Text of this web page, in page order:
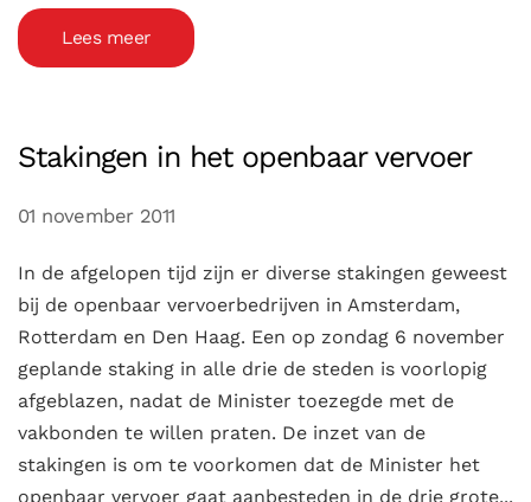
Lees meer
Stakingen in het openbaar vervoer
01 november 2011
In de afgelopen tijd zijn er diverse stakingen geweest
bij de openbaar vervoerbedrijven in Amsterdam,
Rotterdam en Den Haag. Een op zondag 6 november
geplande staking in alle drie de steden is voorlopig
afgeblazen, nadat de Minister toezegde met de
vakbonden te willen praten. De inzet van de
stakingen is om te voorkomen dat de Minister het
openbaar vervoer gaat aanbesteden in de drie grote...